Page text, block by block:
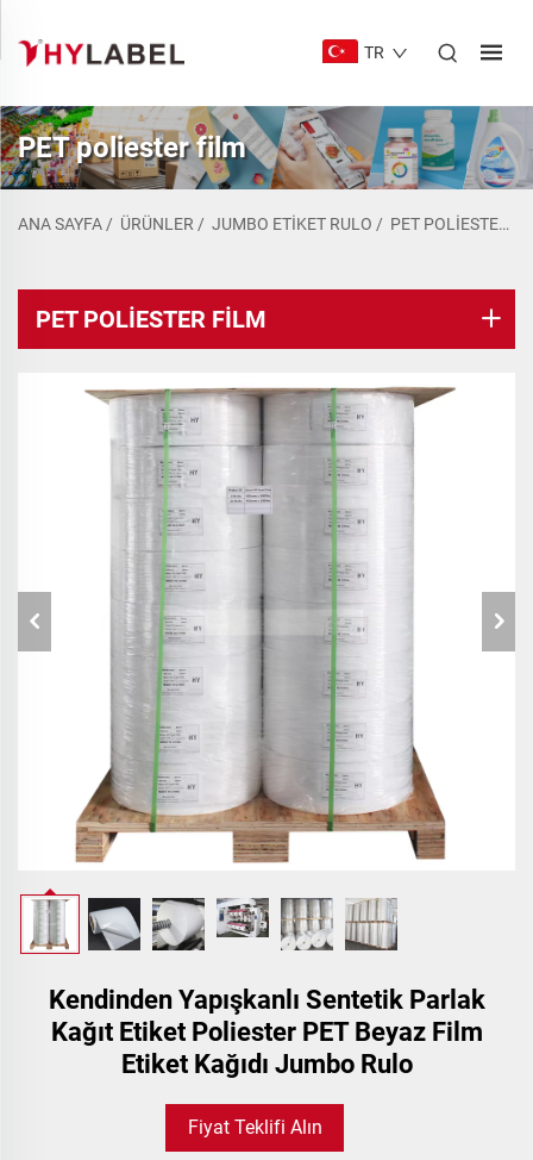
TR
PET poliester film
ANA SAYFA / ÜRÜNLER / JUMBO ETIKET RULO / PET POLIESTER FILM
PET POLIESTER FILM
Kendinden Yapışkanlı Sentetik Parlak
Kağıt Etiket Poliester PET Beyaz Film
Etiket Kağıdı Jumbo Rulo
Fiyat Teklifi Alın